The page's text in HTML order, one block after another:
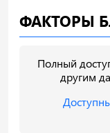
ФАКТОРЫ
Полный
другим